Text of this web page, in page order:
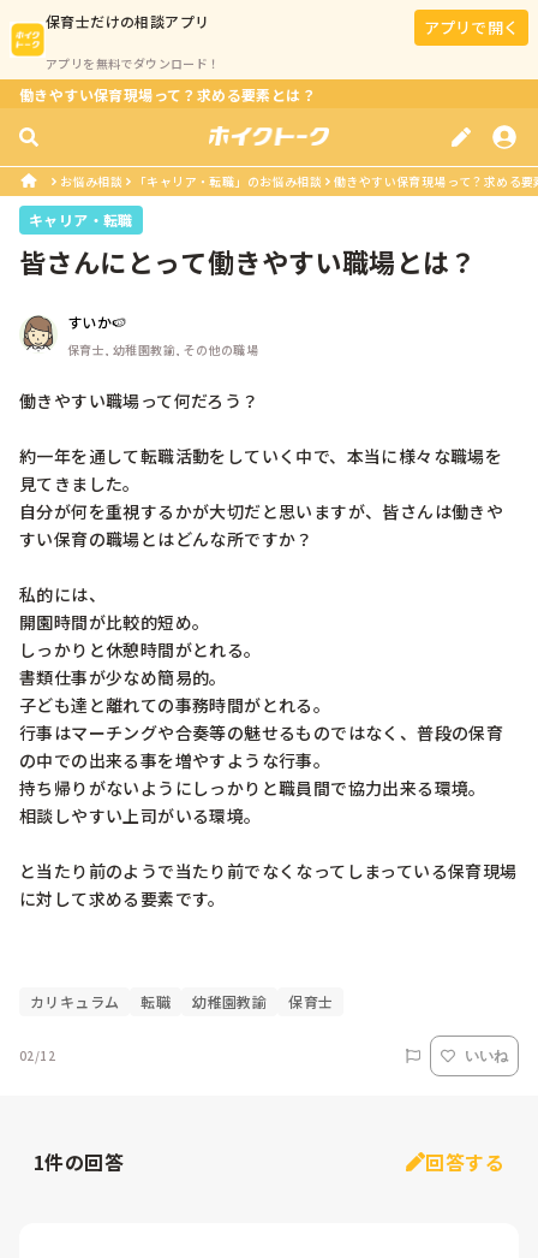
保育士だけの相談アプリ
アプリを無料でダウンロード！
アプリで開く
働きやすい保育現場って？求める要素とは？
お悩み相談 「キャリア・転職」のお悩み相談 働きやすい保育現場って？求める要
キャリア・転職
皆さんにとって働きやすい職場とは？
すいか🍉
保育士, 幼稚園教諭, その他の職場
働きやすい職場って何だろう？
約一年を通して転職活動をしていく中で、本当に様々な職場を
見てきました。
自分が何を重視するかが大切だと思いますが、皆さんは働きや
すい保育の職場とはどんな所ですか？
私的には、
開園時間が比較的短め。
しっかりと休憩時間がとれる。
書類仕事が少なめ簡易的。
子ども達と離れての事務時間がとれる。
行事はマーチングや合奏等の魅せるものではなく、普段の保育
の中での出来る事を増やすような行事。
持ち帰りがないようにしっかりと職員間で協力出来る環境。
相談しやすい上司がいる環境。
と当たり前のようで当たり前でなくなってしまっている保育現場
に対して求める要素です。
カリキュラム 転職 幼稚園教諭 保育士
02/12 いいね
1件の回答 回答する